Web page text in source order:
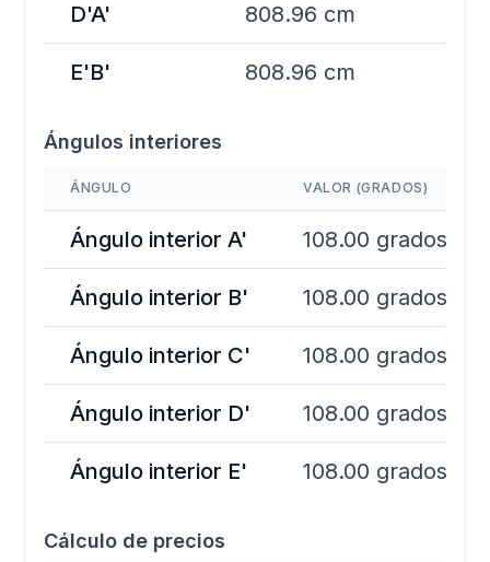
D'A' 808.96 cm
E'B' 808.96 cm
Ángulos interiores
ÁNGULO VALOR (GRADOS)
Ángulo interior A' 108.00 grados
Ángulo interior B' 108.00 grados
Ángulo interior C' 108.00 grados
Ángulo interior D' 108.00 grados
Ángulo interior E' 108.00 grados
Cálculo de precios